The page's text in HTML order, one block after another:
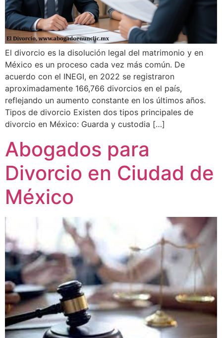
El divorcio es la disolución legal del matrimonio y en
México es un proceso cada vez más común. De
acuerdo con el INEGI, en 2022 se registraron
aproximadamente 166,766 divorcios en el país,
reflejando un aumento constante en los últimos años.
Tipos de divorcio Existen dos tipos principales de
divorcio en México: Guarda y custodia […]
Abogados para
Divorcio en Ciudad de
México